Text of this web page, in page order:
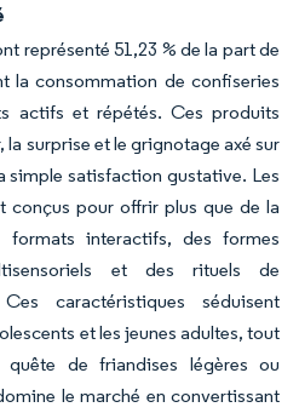
représenté 51,23 % de la part de
la consommation de confiseries
actifs et répétés. Ces produits
surprise et le grignotage axé sur
simple satisfaction gustative. Les
conçus pour offrir plus que de la
formats interactifs, des formes
et des rituels de
caractéristiques séduisent
et les jeunes adultes, tout
de friandises légères ou
le marché en convertissant